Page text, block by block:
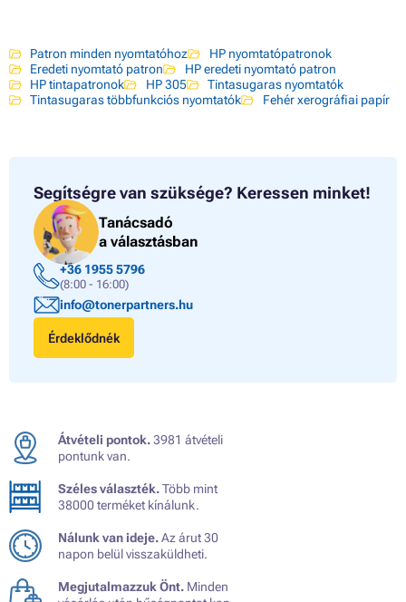
Patron minden nyomtatóhoz
HP nyomtatópatronok
Eredeti nyomtató patron
HP eredeti nyomtató patron
HP tintapatronok
HP 305
Tintasugaras nyomtatók
Tintasugaras többfunkciós nyomtatók
Fehér xerográfiai papír
Segítségre van szüksége? Keressen minket!
Tanácsadó
a választásban
+36 1955 5796
(8:00 - 16:00)
info@tonerpartners.hu
Érdeklődnék
Átvételi pontok.3981 átvételi
pontunk van.
Széles választék.Több mint
38000 terméket kínálunk.
Nálunk van ideje.Az árut 30
napon belül visszaküldheti.
Megjutalmazzuk Önt. Minden